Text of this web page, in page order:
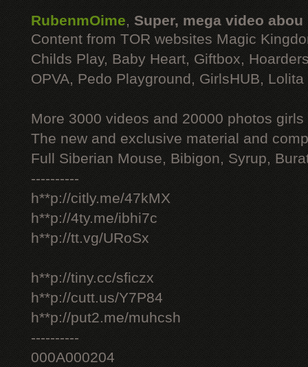
RubenmOime, Super, mega video abou
Content from TOR websites Magic
Childs Play, Baby Heart, Giftbox,
OPVA, Pedo Playground, GirlsHUB, Lolita
More 3000 videos and 20000 photos
The new and exclusive material and
Full Siberian Mouse, Bibigon, Syrup,
----------
h**p://citly.me/47kMX
h**p://4ty.me/ibhi7c
h**p://tt.vg/URoSx
h**p://tiny.cc/sficzx
h**p://cutt.us/Y7P84
h**p://put2.me/muhcsh
----------
000A000204